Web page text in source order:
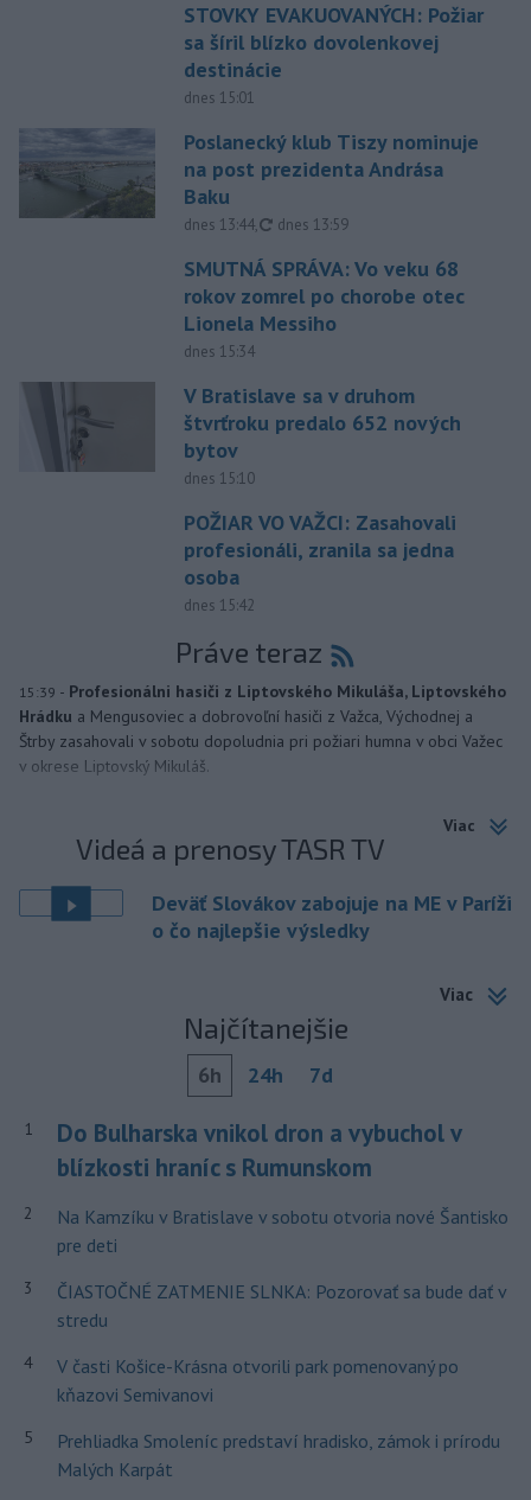
STOVKY EVAKUOVANÝCH: Požiar
sa šíril blízko dovolenkovej
destinácie
dnes 15:01
Poslanecký klub Tiszy nominuje
na post prezidenta Andrása
Baku
dnes 13:44, aktualizované
dnes 13:59
SMUTNÁ SPRÁVA: Vo veku 68
rokov zomrel po chorobe otec
Lionela Messiho
dnes 15:34
V Bratislave sa v druhom
štvrťroku predalo 652 nových
bytov
dnes 15:10
POŽIAR VO VAŽCI: Zasahovali
profesionáli, zranila sa jedna
osoba
dnes 15:42
Práve teraz
15:39 - Profesionálni hasiči z Liptovského Mikuláša, Liptovského
Hrádku a Mengusoviec a dobrovoľní hasiči z Važca, Východnej a
Štrby zasahovali v sobotu dopoludnia pri požiari humna v obci Važec
v okrese Liptovský Mikuláš.
Viac
Videá a prenosy TASR TV
Deväť Slovákov zabojuje na ME v Paríži
o čo najlepšie výsledky
Viac
Najčítanejšie
6h 24h 7d
1
Do Bulharska vnikol dron a vybuchol v
blízkosti hraníc s Rumunskom
2
Na Kamzíku v Bratislave v sobotu otvoria nové Šantisko
pre deti
3
ČIASTOČNÉ ZATMENIE SLNKA: Pozorovať sa bude dať v
stredu
4
V časti Košice-Krásna otvorili park pomenovaný po
kňazovi Semivanovi
5
Prehliadka Smoleníc predstaví hradisko, zámok i prírodu
Malých Karpát